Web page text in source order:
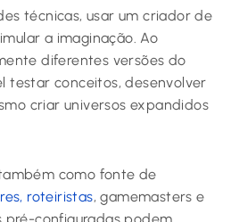
técnicas, usar um criador de
a imaginação. Ao
diferentes versões do
testar conceitos, desenvolver
criar universos expandidos
como fonte de
roteiristas, gamemasters e